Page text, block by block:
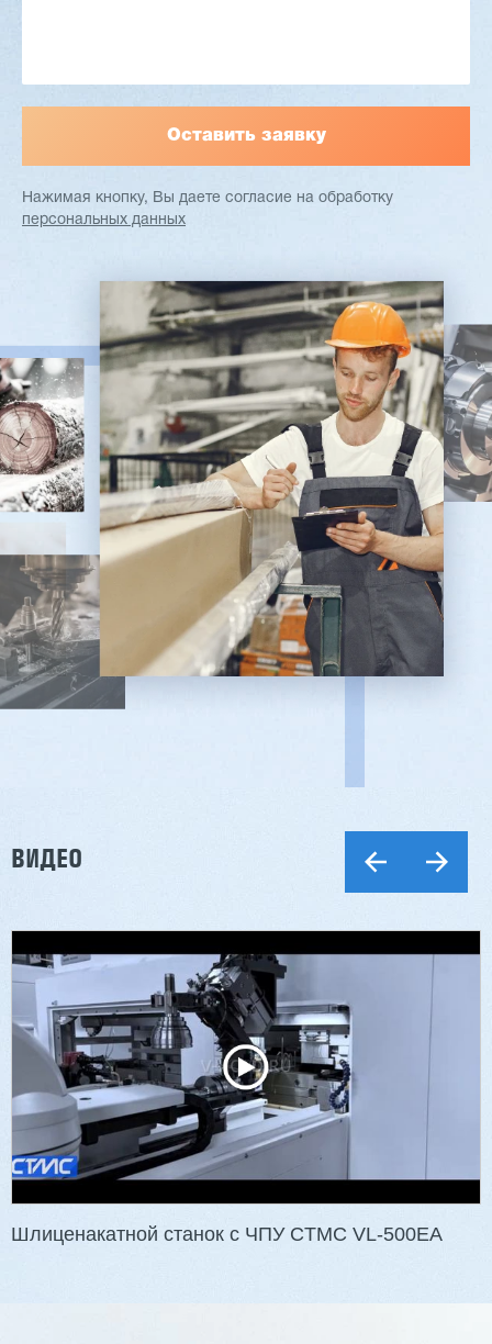
Нажимая кнопку, Вы даете согласие на обработку
персональных данных
ВИДЕО
Шлиценакатной станок с ЧПУ CTMC VL-500EA